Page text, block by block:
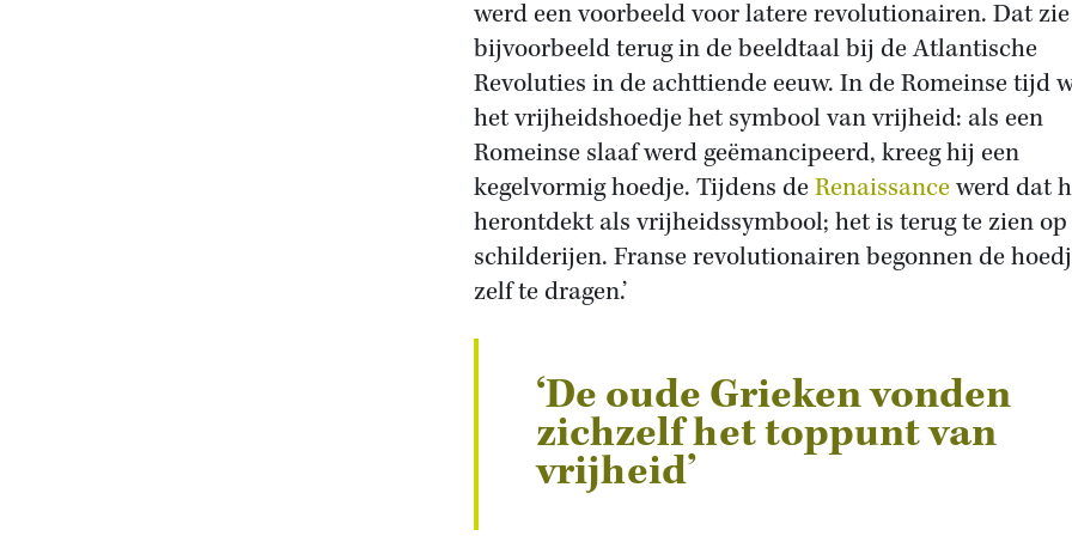
werd een voorbeeld voor latere revolutionairen. Dat
bijvoorbeeld terug in de beeldtaal bij de Atlantische
Revoluties in de achttiende eeuw. In de Romeinse tijd
het vrijheidshoedje het symbool van vrijheid: als een
Romeinse slaaf werd geëmancipeerd, kreeg hij een
kegelvormig hoedje. Tijdens deRenaissancewerd dat
herontdekt als vrijheidssymbool; het is terug te zien op
schilderijen. Franse revolutionairen begonnen de
zelf te dragen.’
‘De oude Grieken vonden
zichzelf het toppunt van
vrijheid’